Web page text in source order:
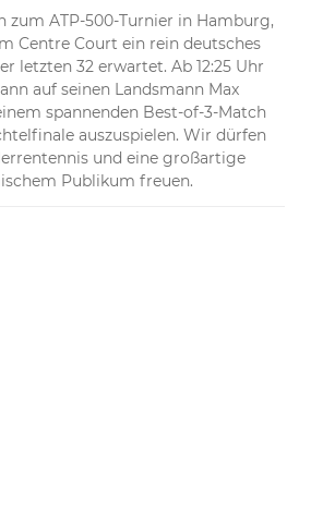
zum ATP-500-Turnier in Hamburg,
Centre Court ein rein deutsches
letzten 32 erwartet. Ab 12:25 Uhr
auf seinen Landsmann Max
spannenden Best-of-3-Match
auszuspielen. Wir dürfen
und eine großartige
Publikum freuen.